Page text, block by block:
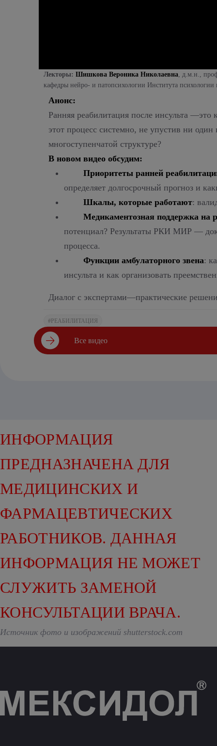
Лекторы: Шишкова Вероника Николаевна, д.м.н.,
кафедры нейро- и патопсихологии Института
Анонс:
Ранняя реабилитация после инсульта
этот процесс системно, не упустив ни
многоступенчатой структуре?
В новом видео обсудим:
Приоритеты ранней
определяет долгосрочный прогноз и
Шкалы, которые работают:
Медикаментозная поддержка на
потенциал? Результаты РКИ МИР —
процесса.
Функции амбулаторного звена:
инсульта и как организовать
Диалог с экспертами—практические
#РЕАБИЛИТАЦИЯ
Все видео
ИНФОРМАЦИЯ
ПРЕДНАЗНАЧЕНА ДЛЯ
МЕДИЦИНСКИХ И
ФАРМАЦЕВТИЧЕСКИХ
РАБОТНИКОВ. ДАННАЯ
ИНФОРМАЦИЯ НЕ МОЖЕТ
СЛУЖИТЬ ЗАМЕНОЙ
КОНСУЛЬТАЦИИ ВРАЧА.
Источник фото и изображений shutterstock.com